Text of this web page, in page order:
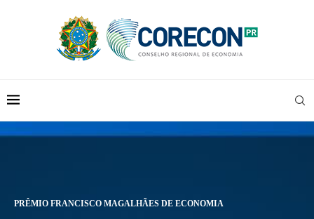
PRÊMIO FRANCISCO MAGALHÃES DE ECONOMIA